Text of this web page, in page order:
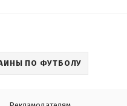
ПО ФУТБОЛУ